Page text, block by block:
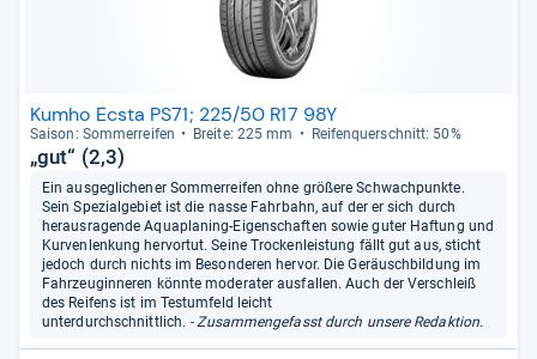
Kumho Ecsta PS71; 225/50 R17 98Y
Sai­son: Som­mer­rei­fen Breite: 225 mm Rei­fen­quer­schnitt: 50%
„gut“ (2,3)
Ein ausgeglichener Sommerreifen ohne größere Schwachpunkte.
Sein Spezialgebiet ist die nasse Fahrbahn, auf der er sich durch
herausragende Aquaplaning-Eigenschaften sowie guter Haftung und
Kurvenlenkung hervortut. Seine Trockenleistung fällt gut aus, sticht
jedoch durch nichts im Besonderen hervor. Die Geräuschbildung im
Fahrzeuginneren könnte moderater ausfallen. Auch der Verschleiß
des Reifens ist im Testumfeld leicht
unterdurchschnittlich. - Zusammengefasst durch unsere Redaktion.